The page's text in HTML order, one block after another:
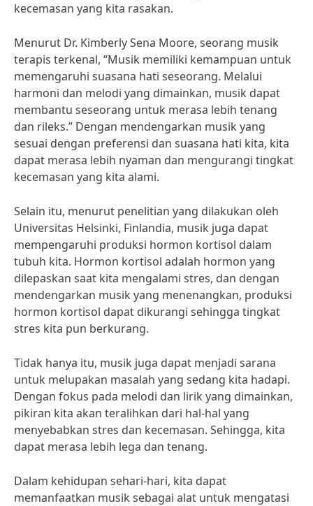
kecemasan yang kita rasakan.
Menurut Dr. Kimberly Sena Moore, seorang musik
terapis terkenal, “Musik memiliki kemampuan untuk
memengaruhi suasana hati seseorang. Melalui
harmoni dan melodi yang dimainkan, musik dapat
membantu seseorang untuk merasa lebih tenang
dan rileks.” Dengan mendengarkan musik yang
sesuai dengan preferensi dan suasana hati kita, kita
dapat merasa lebih nyaman dan mengurangi tingkat
kecemasan yang kita alami.
Selain itu, menurut penelitian yang dilakukan oleh
Universitas Helsinki, Finlandia, musik juga dapat
mempengaruhi produksi hormon kortisol dalam
tubuh kita. Hormon kortisol adalah hormon yang
dilepaskan saat kita mengalami stres, dan dengan
mendengarkan musik yang menenangkan, produksi
hormon kortisol dapat dikurangi sehingga tingkat
stres kita pun berkurang.
Tidak hanya itu, musik juga dapat menjadi sarana
untuk melupakan masalah yang sedang kita hadapi.
Dengan fokus pada melodi dan lirik yang dimainkan,
pikiran kita akan teralihkan dari hal-hal yang
menyebabkan stres dan kecemasan. Sehingga, kita
dapat merasa lebih lega dan tenang.
Dalam kehidupan sehari-hari, kita dapat
memanfaatkan musik sebagai alat untuk mengatasi